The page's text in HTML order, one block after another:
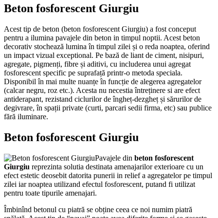
Beton fosforescent Giurgiu
Acest tip de beton (beton fosforescent Giurgiu) a fost conceput
pentru a ilumina pavajele din beton in timpul noptii. Acest beton
decorativ stochează lumina în timpul zilei și o reda noaptea, oferind
un impact vizual exceptional. Pe bază de liant de ciment, nisipuri,
agregate, pigmenți, fibre și aditivi, cu includerea unui agregat
fosforescent specific pe suprafață printr-o metoda speciala.
Disponibil în mai multe nuanțe în funcție de alegerea agregatelor
(calcar negru, roz etc.). Acesta nu necestia întreținere si are efect
antiderapant, rezistand ciclurilor de îngheț-dezgheț și sărurilor de
degivrare, în spații private (curti, parcari sedii firma, etc) sau publice
fără iluminare.
Beton fosforescent Giurgiu
Pavajele din beton fosforescent
Giurgiu reprezinta solutia destinata amenajarilor exterioare cu un
efect estetic deosebit datorita punerii in relief a agregatelor pe timpul
zilei iar noaptea utilizand efectul fosforescent, putand fi utilizat
pentru toate tipurile amenajari.
Îmbinînd betonul cu piatră se obține ceea ce noi numim piatră